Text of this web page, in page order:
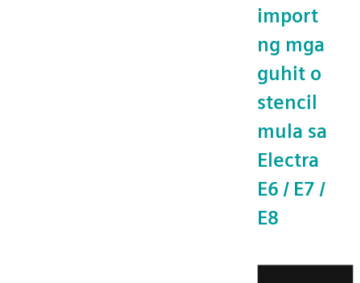
import
ng mga
guhit o
stencil
mula sa
Electra
E6 / E7 /
E8